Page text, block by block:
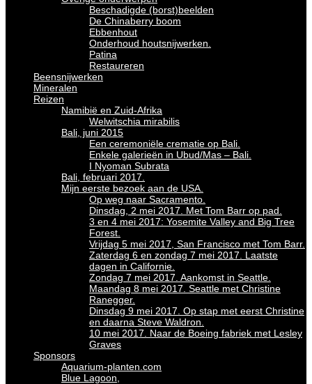
Beschadigde (borst)beelden
De Chinaberry boom
Ebbenhout
Onderhoud houtsnijwerken.
Patina
Restaureren
Beensnijwerken
Mineralen
Reizen
Namibië en Zuid-Afrika
Welwitschia mirabilis
Bali, juni 2015
Een ceremoniële crematie op Bali.
Enkele galerieën in Ubud/Mas – Bali.
I Nyoman Subrata
Bali, februari 2017.
Mijn eerste bezoek aan de USA.
Op weg naar Sacramento.
Dinsdag, 2 mei 2017. Met Tom Barr op pad.
3 en 4 mei 2017: Yosemite Valley and Big Tree
Forest.
Vrijdag 5 mei 2017, San Francisco met Tom Barr.
Zaterdag 6 en zondag 7 mei 2017. Laatste
dagen in Californie.
Zondag 7 mei 2017. Aankomst in Seattle.
Maandag 8 mei 2017. Seattle met Christine
Ranegger.
Dinsdag 9 mei 2017. Op stap met eerst Christine
en daarna Steve Waldron.
10 mei 2017. Naar de Boeing fabriek met Lesley
Graves
Sponsors
Aquarium-planten.com
Blue Lagoon,